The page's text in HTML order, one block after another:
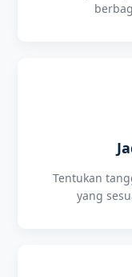
Tentukan
yang